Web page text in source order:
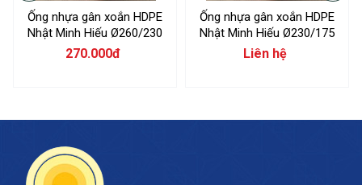
Ống nhựa gân xoắn HDPE
Nhật Minh Hiếu Ø260/230
270.000đ
Ống nhựa gân xoắn HDPE
Nhật Minh Hiếu Ø230/175
Liên hệ